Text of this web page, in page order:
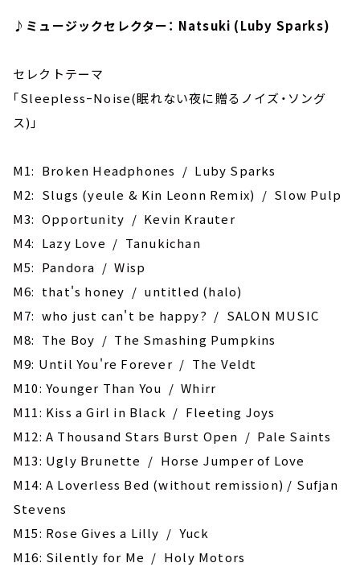
♪ミュージックセレクター： Natsuki (Luby Sparks)
セレクトテーマ
｢SleeplessｰNoise(眠れない夜に贈るノイズ・ソング
ス)｣
M1: Broken Headphones / Luby Sparks
M2: Slugs (yeule & Kin Leonn Remix) / Slow Pulp
M3: Opportunity / Kevin Krauter
M4: Lazy Love / Tanukichan
M5: Pandora / Wisp
M6: that's honey / untitled (halo)
M7: who just can't be happy? / SALON MUSIC
M8: The Boy / The Smashing Pumpkins
M9: Until You're Forever / The Veldt
M10: Younger Than You / Whirr
M11: Kiss a Girl in Black / Fleeting Joys
M12: A Thousand Stars Burst Open / Pale Saints
M13: Ugly Brunette / Horse Jumper of Love
M14: A Loverless Bed (without remission) / Sufjan
Stevens
M15: Rose Gives a Lilly / Yuck
M16: ‎Silently for Me / Holy Motors